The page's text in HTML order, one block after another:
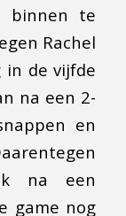
binnen te
Rachel
in de vijfde
na een 2-
en
na een
game nog